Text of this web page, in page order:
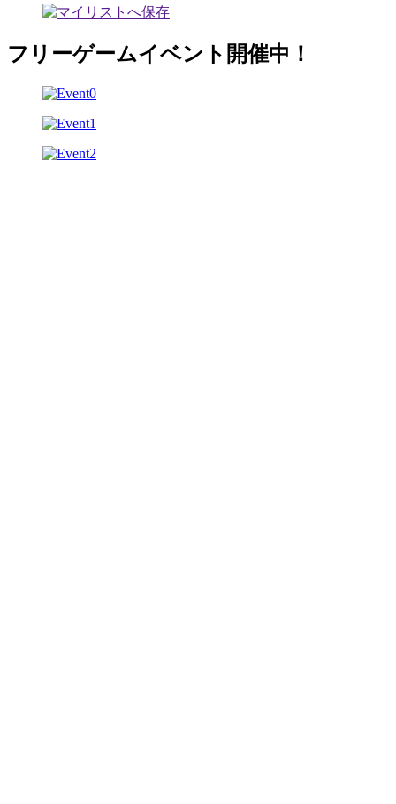
フリーゲームイベント開催中！